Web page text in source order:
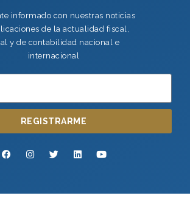
informado con nuestras noticias
de la actualidad fiscal,
y de contabilidad nacional e
internacional
REGISTRARME